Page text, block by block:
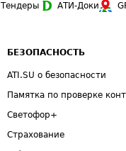
Тендеры АТИ-Доки
БЕЗОПАСНОСТЬ
ATI.SU о безопасности
Памятка по проверке
Светофор+
Страхование